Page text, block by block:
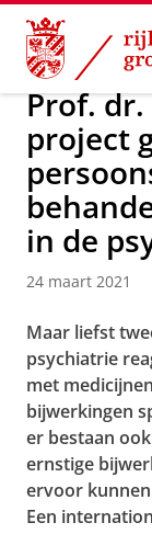
Skip
Content
Skip
Navigation
Over ons
Prof. dr.
project
in de
24 maart 2021
Maar liefst
psychiatrie
met
bijwerkingen
er bestaan
ernstige
ervoor
Een